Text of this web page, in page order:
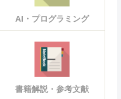
AI・プログラミング
書籍解説・参考文献